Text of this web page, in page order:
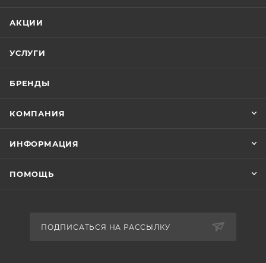
АКЦИИ
УСЛУГИ
БРЕНДЫ
КОМПАНИЯ
ИНФОРМАЦИЯ
ПОМОЩЬ
ПОДПИСАТЬСЯ НА РАССЫЛКУ